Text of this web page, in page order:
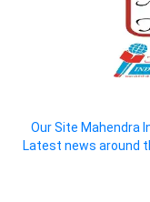
Our Site Mahendra
Latest news around